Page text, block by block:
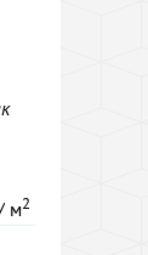
м2